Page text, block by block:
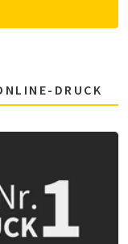
DRUCK